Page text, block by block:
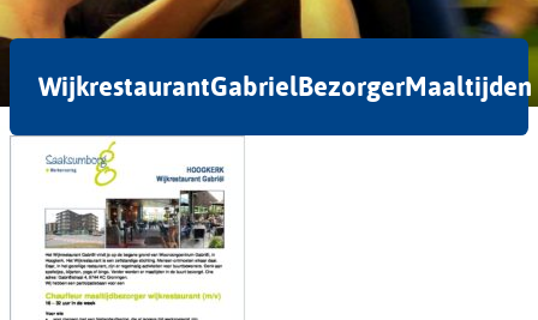
WijkrestaurantGabrielBezorgerMaaltijden